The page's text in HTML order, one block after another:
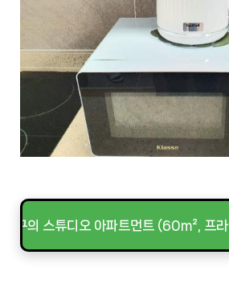
대구의 스튜디오 아파트먼트 (60m², 프